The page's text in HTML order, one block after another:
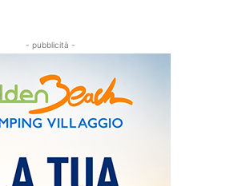
- pubblicità -